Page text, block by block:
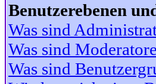
Benutzerebenen
Was sind
Was sind
Was sind